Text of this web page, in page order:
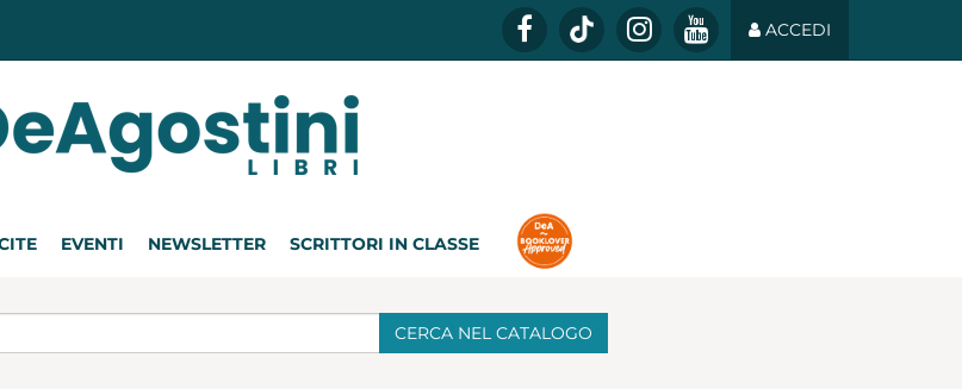
ACCEDI
EVENTI NEWSLETTER SCRITTORI IN CLASSE
CERCA NEL CATALOGO